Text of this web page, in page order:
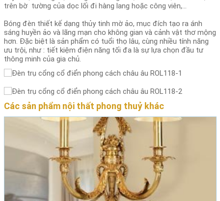
trên bờ tường của dọc lối đi hàng lang hoặc công viên,...
Bóng đèn thiết kế dạng thủy tinh mờ ảo, mục đích tạo ra ánh
sáng huyền ảo và lãng mạn cho không gian và cảnh vật thơ mộng
hơn. Đặc biệt là sản phẩm có tuổi thọ lâu, cùng nhiều tính năng
ưu trội, như : tiết kiệm điện năng tối đa là sự lựa chọn đầu tư
thông minh của gia chủ.
Các sản phẩm nội thất phong thuỷ khác